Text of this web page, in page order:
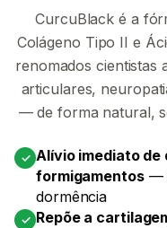
CurcuBlack é a
Colágeno Tipo II e
renomados cientistas
articulares,
— de forma natural,
✓ Alívio imediato de
formigamentos—
dormência
✓ Repõe a